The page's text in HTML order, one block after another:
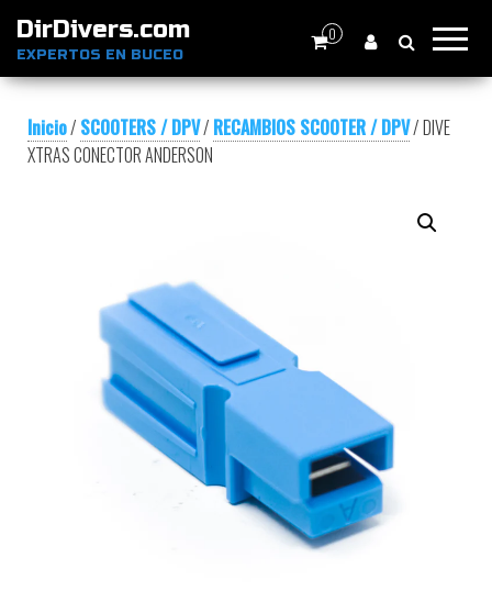
DirDivers.com
EXPERTOS EN BUCEO
0
Inicio/ SCOOTERS / DPV/ RECAMBIOS SCOOTER / DPV/ DIVE
XTRAS CONECTOR ANDERSON